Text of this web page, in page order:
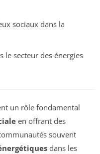
sociaux dans la
le secteur des énergies
un rôle fondamental
en offrant des
souvent
dans les